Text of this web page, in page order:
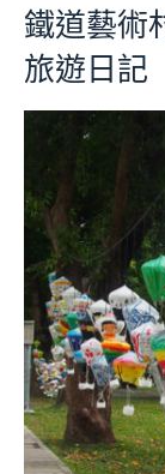
鐵道藝術
旅遊日記